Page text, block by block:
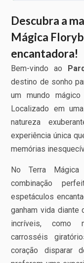
Descubra a
Mágica
encantadora!
Bem-vindo ao
destino de sonho
um mundo
Localizado em
natureza
experiência única
memórias
No Terra Mágica
combinação
espetáculos
ganham vida
incríveis, como
carrosséis
coração disparar